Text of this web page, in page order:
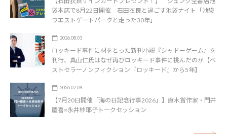
袋本店で8月22日開催 石田衣良と過ごす池袋ナイト「池袋
ウエストゲートパークと走った30年」
2026.08.03
ロッキード事件に材をとった新刊小説『シャドーゲーム』を
刊行、真山仁氏はなぜ再びロッキード事件に挑んだのか【ベ
ストセラーノンフィクション『ロッキード』から5年】
2026.07.09
【7月20日開催「海の日記念行事2026」】直木賞作家・門井
慶喜×永井紗耶子トークセッション